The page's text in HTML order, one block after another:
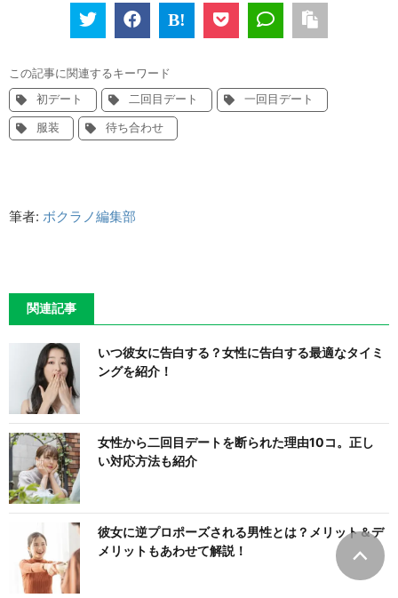
この記事に関連するキーワード
初デート
二回目デート
一回目デート
服装
待ち合わせ
筆者: ボクラノ編集部
関連記事
いつ彼女に告白する？女性に告白する最適なタイミ
ングを紹介！
女性から二回目デートを断られた理由10コ。正し
い対応方法も紹介
彼女に逆プロポーズされる男性とは？メリット＆デ
メリットもあわせて解説！